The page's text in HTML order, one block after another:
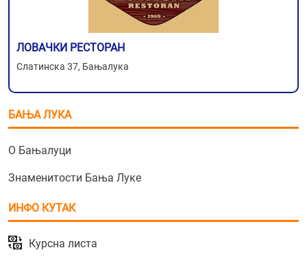
ЛОВАЧКИ РЕСТОРАН
Слатинска 37, Бањалука
БАЊА ЛУКА
О Бањалуци
Знаменитости Бања Луке
ИНФО КУТАК
Курсна листа